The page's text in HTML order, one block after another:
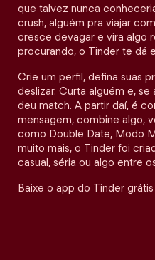
que talvez nunca
crush, alguém pra viajar
cresce devagar e vira algo
procurando, o Tinder te dá
Crie um perfil, defina suas
deslizar. Curta alguém e,
deu match. A partir daí, é
mensagem, combine algo,
como Double Date, Modo
muito mais, o Tinder foi
casual, séria ou algo entre
Baixe o app do Tinder